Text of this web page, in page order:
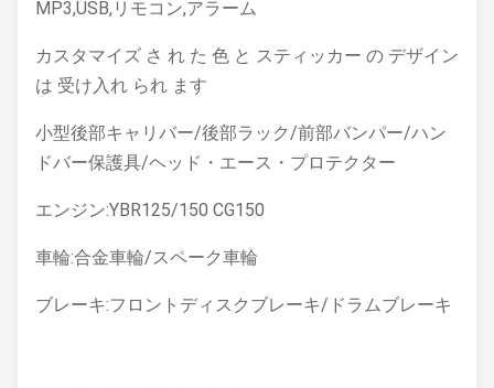
MP3,USB,リモコン,アラーム
カスタマイズ さ れ た 色 と スティッカー の デザイン
は 受け入れ られ ます
小型後部キャリバー/後部ラック/前部バンパー/ハン
ドバー保護具/ヘッド・エース・プロテクター
エンジン:YBR125/150 CG150
車輪:合金車輪/スペーク車輪
ブレーキ:フロントディスクブレーキ/ドラムブレーキ